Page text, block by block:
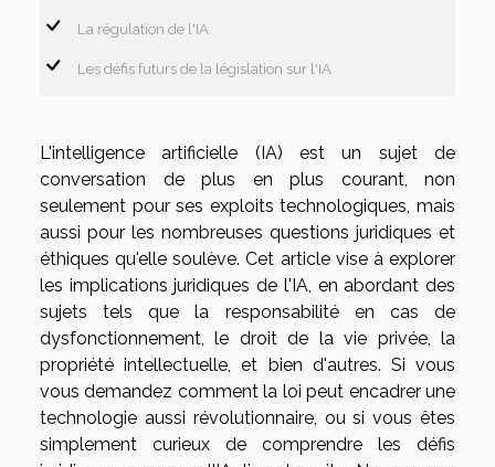
La régulation de l'IA
Les défis futurs de la législation sur l'IA
L'intelligence artificielle (IA) est un sujet de
conversation de plus en plus courant, non
seulement pour ses exploits technologiques, mais
aussi pour les nombreuses questions juridiques et
éthiques qu'elle soulève. Cet article vise à explorer
les implications juridiques de l'IA, en abordant des
sujets tels que la responsabilité en cas de
dysfonctionnement, le droit de la vie privée, la
propriété intellectuelle, et bien d'autres. Si vous
vous demandez comment la loi peut encadrer une
technologie aussi révolutionnaire, ou si vous êtes
simplement curieux de comprendre les défis